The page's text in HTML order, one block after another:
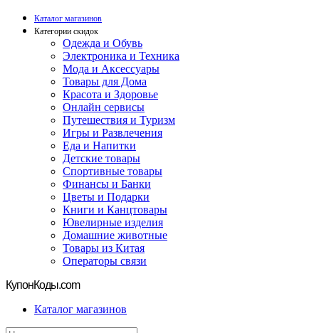
Каталог магазинов
Категории скидок
Одежда и Обувь
Электроника и Техника
Мода и Аксессуары
Товары для Дома
Красота и Здоровье
Онлайн сервисы
Путешествия и Туризм
Игры и Развлечения
Еда и Напитки
Детские товары
Спортивные товары
Финансы и Банки
Цветы и Подарки
Книги и Канцтовары
Ювелирные изделия
Домашние животные
Товары из Китая
Операторы связи
КупонКоды.com
Каталог магазинов